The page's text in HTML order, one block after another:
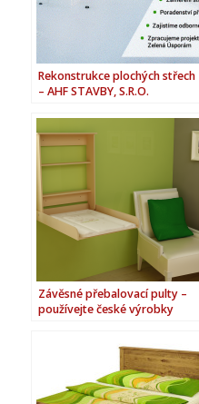
Rekonstrukce plochých střech
– AHF STAVBY, S.R.O.
Závěsné přebalovací pulty –
používejte české výrobky